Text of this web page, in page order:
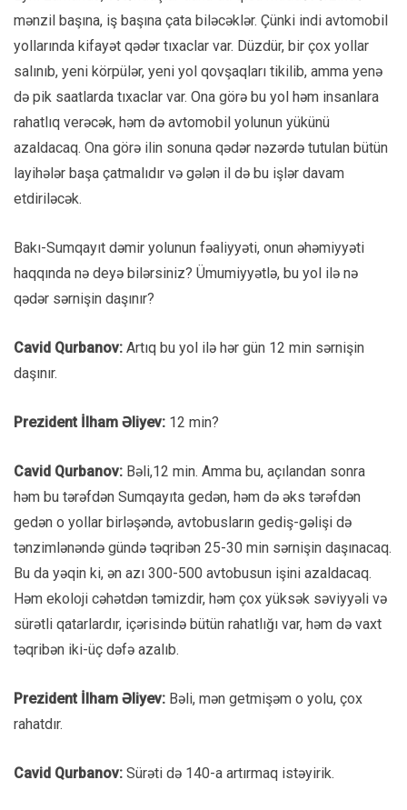
mənzil başına, iş başına çata biləcəklər. Çünki indi avtomobil
yollarında kifayət qədər tıxaclar var. Düzdür, bir çox yollar
salınıb, yeni körpülər, yeni yol qovşaqları tikilib, amma yenə
də pik saatlarda tıxaclar var. Ona görə bu yol həm insanlara
rahatlıq verəcək, həm də avtomobil yolunun yükünü
azaldacaq. Ona görə ilin sonuna qədər nəzərdə tutulan bütün
layihələr başa çatmalıdır və gələn il də bu işlər davam
etdiriləcək.
Bakı-Sumqayıt dəmir yolunun fəaliyyəti, onun əhəmiyyəti
haqqında nə deyə bilərsiniz? Ümumiyyətlə, bu yol ilə nə
qədər sərnişin daşınır?
Cavid Qurbanov: Artıq bu yol ilə hər gün 12 min sərnişin
daşınır.
Prezident İlham Əliyev: 12 min?
Cavid Qurbanov: Bəli,12 min. Amma bu, açılandan sonra
həm bu tərəfdən Sumqayıta gedən, həm də əks tərəfdən
gedən o yollar birləşəndə, avtobusların gediş-gəlişi də
tənzimlənəndə gündə təqribən 25-30 min sərnişin daşınacaq.
Bu da yəqin ki, ən azı 300-500 avtobusun işini azaldacaq.
Həm ekoloji cəhətdən təmizdir, həm çox yüksək səviyyəli və
sürətli qatarlardır, içərisində bütün rahatlığı var, həm də vaxt
təqribən iki-üç dəfə azalıb.
Prezident İlham Əliyev: Bəli, mən getmişəm o yolu, çox
rahatdır.
Cavid Qurbanov: Sürəti də 140-a artırmaq istəyirik.